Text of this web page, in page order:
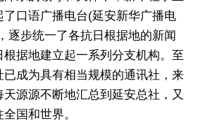
口语广播电台(延安新华广播电
逐步统一了各抗日根据地的新闻
根据地建立起一系列分支机构。至
成为具有相当规模的通讯社，来
源源不断地汇总到延安总社，又
国和世界。